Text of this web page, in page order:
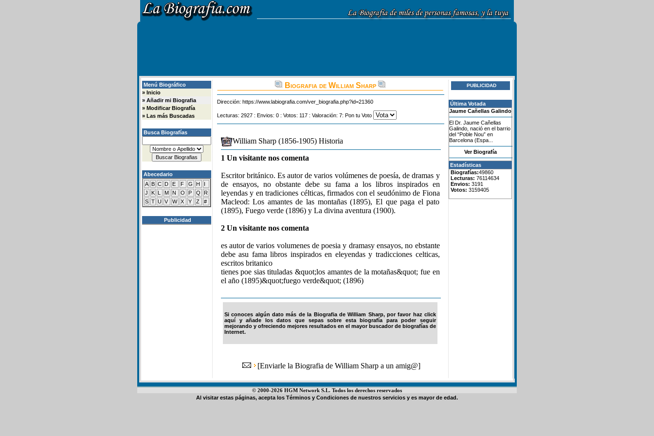
Menú Biográfico
» Inicio
» Añadir mi Biografia
» Modificar Biografía
» Las más Buscadas
Busca Biografías
Abecedario
A B C D E F G H
I
J
K L M N O P Q
R
S T U V W X Y Z #
Publicidad
Biografia de William Sharp
Dirección: https://www.labiografia.com/ver_biografia.php?id=21360
Lecturas: 2927 : Envios: 0 : Votos: 117 : Valoración: 7: Pon tu Voto
William Sharp (1856-1905) Historia
1 Un visitante nos comenta
Escritor británico. Es autor de varios volúmenes de poesía, de dramas y
de ensayos, no obstante debe su fama a los libros inspirados en
leyendas y en tradiciones célticas, firmados con el seudónimo de Fiona
Macleod: Los amantes de las montañas (1895), El que paga el pato
(1895), Fuego verde (1896) y La divina aventura (1900).
2 Un visitante nos comenta
es autor de varios volumenes de poesia y dramasy ensayos, no ebstante
debe asu fama libros inspirados en eleyendas y tradicciones celticas,
escritos britanico
tienes poe sias tituladas &quot;los amantes de la motañas&quot; fue en
el año (1895)&quot;fuego verde&quot; (1896)
Si conoces algún dato más de la Biografia de William Sharp, por favor haz click
aquí y añade los datos que sepas sobre esta biografía para poder seguir
mejorando y ofreciendo mejores resultados en el mayor buscador de biografías de
Internet.
[Enviarle la Biografia de William Sharp a un amig@]
PUBLICIDAD
Última Votada
Jaume Cañellas Galindo
El Dr. Jaume Cañellas
Galindo, nació en el barrio
del “Poble Nou” en
Barcelona (Espa...
Ver Biografía
Estadísticas
Biografías:49860
Lecturas: 76114634
Envios: 3191
Votos: 3159405
© 2000-2026 HGM Network S.L. Todos los derechos reservados
Al visitar estas páginas, acepta los Términos y Condiciones de nuestros servicios y es mayor de edad.